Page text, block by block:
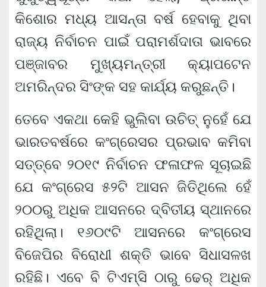
କିଶୋର ମଧ୍ୟ ଆସନ୍ତା ବର୍ଷ ହେବାକୁ ଥିବା
ରାଜ୍ୟ ନିର୍ବାଚନ ପାଇଁ ପରାମର୍ଶଦାତା ଭାବରେ
ପଞ୍ଜାବର ମୁଖ୍ୟମନ୍ତ୍ରୀ କ୍ୟାପଟେନ
ଅମରିନ୍ଦର ସିଂଙ୍କ ସହ କାର୍ଯ୍ୟ କରୁଛନ୍ତି।
ତେବେ ଏକଥା କେହି ଭୁଲିବା ଉଚିତ୍ ନୁହେଁ ଯେ
ଭାରତବର୍ଷରେ କଂଗ୍ରେସର ପ୍ରଭାବ କମିବା
ସତ୍ତ୍ବେ ୨୦୧୯ ନିର୍ବାଚନ ଫଳାଫଳ ସୂଚାଇଛି
ଯେ କଂଗ୍ରେସ ୫୨ଟି ଆସନ ଜିତିଥିଲେ ହେଁ
୨୦୦ରୁ ଅଧିକ ଆସନରେ ଦ୍ବିତୀୟ ସ୍ଥାନରେ
ରହିଥିଲା। ୧୬୦୯ଟି ଆସନରେ କଂଗ୍ରେସ
ବିଜେପିର ବିରୋଧୀ ଶକ୍ତି ଭାବେ ସିଧାସଳଖ
ରହିଛି। ଏବେ ବି ଟିଏମ୍‌ସି ଠାରୁ ଢେର୍ ଅଧିକ